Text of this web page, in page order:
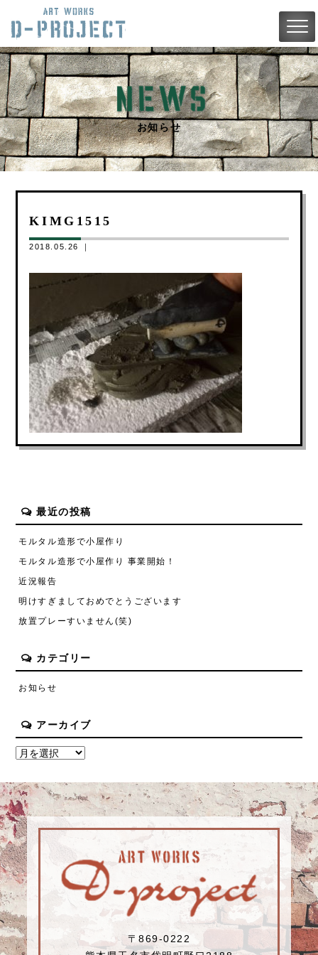
お知らせ
KIMG1515
2018.05.26 ｜
最近の投稿
モルタル造形で小屋作り
モルタル造形で小屋作り 事業開始！
近況報告
明けすぎましておめでとうございます
放置プレーすいません(笑)
カテゴリー
お知らせ
アーカイブ
〒869-0222